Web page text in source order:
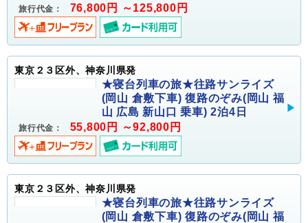
旅行代金： 76,800円 ～125,800円
東京２３区外、神奈川県発
★寝台列車の旅★往路サンライズ
(岡山 倉敷下車) 復路のぞみ(岡山 福
山 広島 新山口 乗車) 2泊4日
旅行代金： 55,800円 ～92,800円
東京２３区外、神奈川県発
★寝台列車の旅★往路サンライズ
(岡山 倉敷下車) 復路のぞみ(岡山 福